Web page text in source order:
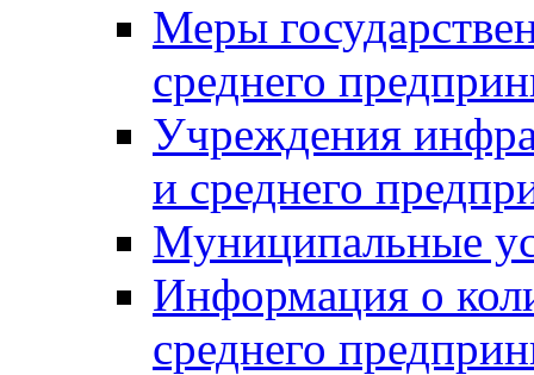
Меры
среднего
Учреждения
и среднего
Муниципальные
Информация о
среднего